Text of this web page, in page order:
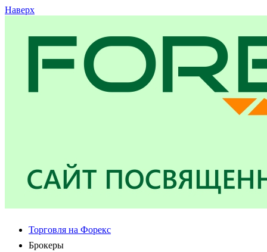
Наверх
Торговля на Форекс
Брокеры